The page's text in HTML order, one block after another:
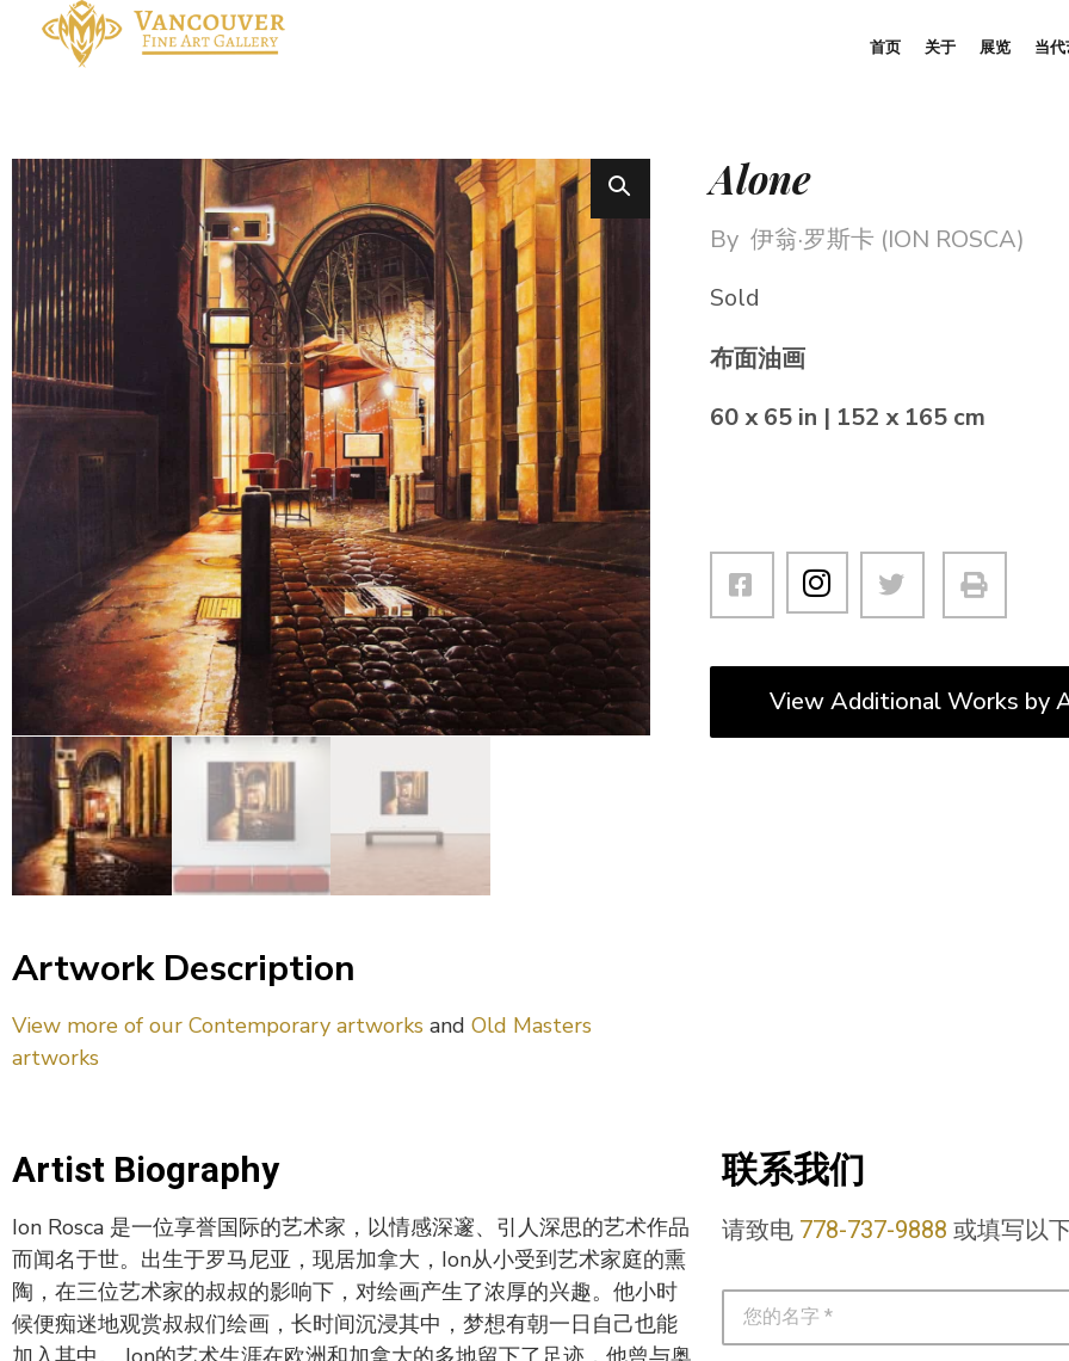
首页 关于 展览 当
Artwork Description
View more of our Contemporary artworks and Old Masters
artworks
Alone
By 伊翁·罗斯卡 (ION ROSCA)
Sold
布面油画
60 x 65 in | 152 x 165 cm
View Additional Works by
Artist Biography
Ion Rosca 是一位享誉国际的艺术家，以情感深邃、引人深思的艺术作品
而闻名于世。出生于罗马尼亚，现居加拿大，Ion从小受到艺术家庭的熏
陶，在三位艺术家的叔叔的影响下，对绘画产生了浓厚的兴趣。他小时
候便痴迷地观赏叔叔们绘画，长时间沉浸其中，梦想有朝一日自己也能
联系我们
请致电 778-737-9888 或填写以